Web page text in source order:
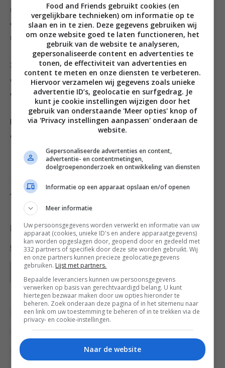
steeds met bouillon toevoegen tot de vloeistof is
opgenomen. De risotto moet romig, maar niet
soeperig zijn.
3. Roer er, als de rijst gaar is, nog een klontje boter
door en wat geraspte parmezaan. Serveer met de kaas
erbij.
Per portie 851 kcal, 13,4 g vet (7,7 g verzadigd), 20,9 g
eiwit, 158,3 g koolhydraten, 1,1 g suikers,
Credits: Productie & receptuur Marian Flint – Fotografie
Anna de Leeuw – Foodstyling Anoek Lorjé
Deel dit recept
Bewaar recept
Bewuste keuzes Gangen
Groente recepten Hoofdgerecht
Recepten Rijst recepten
Food and Friends gebruikt cookies (en
vergelijkbare technieken) om informatie op te
slaan en in te zien. Deze gegevens gebruiken wij
om onze website goed te laten functioneren, het
gebruik van de website te analyseren,
gepersonaliseerde content en advertenties te
tonen, de effectiviteit van advertenties en
content te meten en onze diensten te verbeteren.
Hiervoor verzamelen wij gegevens zoals unieke
advertentie ID’s, geolocatie en surfgedrag. Je
kunt je cookie instellingen wijzigen door het
gebruik van onderstaande 'Meer opties' knop of
via 'Privacy instellingen aanpassen' onderaan de
website.
Gepersonaliseerde advertenties en content,
advertentie- en contentmetingen,
doelgroepenonderzoek en ontwikkeling van diensten
Informatie op een apparaat opslaan en/of openen
Meer informatie
Uw persoonsgegevens worden verwerkt en informatie van uw
apparaat (cookies, unieke ID's en andere apparaatgegevens)
kan worden opgeslagen door, geopend door en gedeeld met
332 partners of specifiek door deze site worden gebruikt. Wij
en onze partners kunnen precieze geolocatiegegevens
gebruiken. Lijst met partners.
Bepaalde leveranciers kunnen uw persoonsgegevens
verwerken op basis van gerechtvaardigd belang. U kunt
hiertegen bezwaar maken door uw opties hieronder te
beheren. Zoek onderaan deze pagina of in het sitemenu naar
een link om uw toestemming te beheren of in te trekken via de
privacy- en cookie-instellingen.
Naar de website